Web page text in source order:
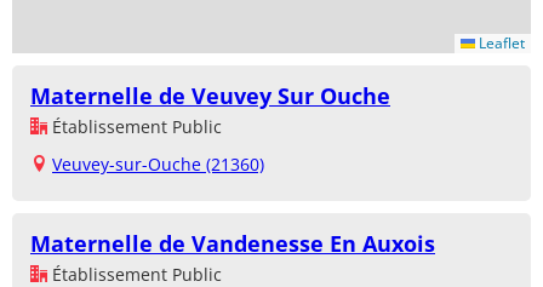
Leaflet
Maternelle de Veuvey Sur Ouche
Établissement Public
Veuvey-sur-Ouche (21360)
Maternelle de Vandenesse En Auxois
Établissement Public